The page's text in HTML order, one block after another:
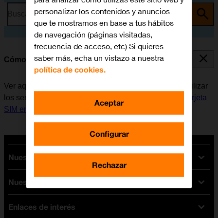
Busca por problema o tema
Cómo encender y apagar el móvil
Ver aquí cómo encender y apagar el móvil. Antes de utilizar
los servicios de la red móvil, es necesario
insertar la tarjeta
SIM en el móvil
Nuestras tarifas
Tarifas Orange
Tarifas fibra y móvil
Tarifas móviles
Nuestros dispositivos
Ofertas en móviles
Enlaces de interés
personalizar los contenidos y anuncios
que te mostramos en base a tus hábitos
de navegación (páginas visitadas,
frecuencia de acceso, etc) Si quieres
saber más, echa un vistazo a nuestra
política de cookies.
Configurar
Rechazar
Aceptar